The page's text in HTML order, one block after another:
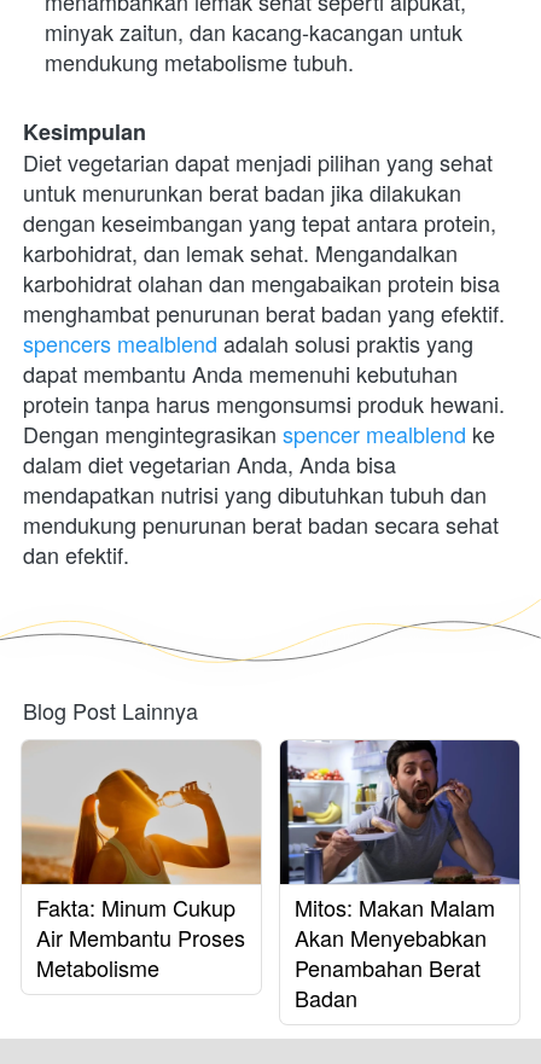
minyak zaitun, dan kacang-kacangan untuk
mendukung metabolisme tubuh.
Kesimpulan
Diet vegetarian dapat menjadi pilihan yang sehat
untuk menurunkan berat badan jika dilakukan
dengan keseimbangan yang tepat antara protein,
karbohidrat, dan lemak sehat. Mengandalkan
karbohidrat olahan dan mengabaikan protein bisa
menghambat penurunan berat badan yang efektif.
spencers mealblend adalah solusi praktis yang
dapat membantu Anda memenuhi kebutuhan
protein tanpa harus mengonsumsi produk hewani.
Dengan mengintegrasikan spencer mealblend ke
dalam diet vegetarian Anda, Anda bisa
mendapatkan nutrisi yang dibutuhkan tubuh dan
mendukung penurunan berat badan secara sehat
dan efektif.
Blog Post Lainnya
Fakta: Minum Cukup
Air Membantu Proses
Metabolisme
Mitos: Makan Malam
Akan Menyebabkan
Penambahan Berat
Badan